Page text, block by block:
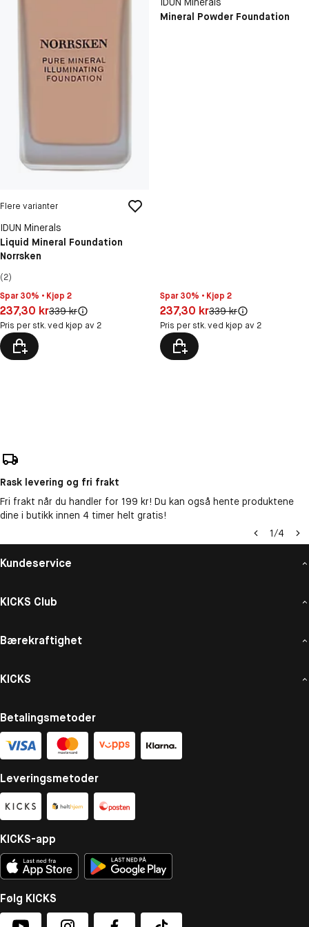
Flere varianter
IDUN Minerals
Liquid Mineral Foundation
Norrsken
(2)
Spar 30% • Kjøp 2
Pris: 237,30 kr
237,30 krOriginal pris:
339 kr
Pris per stk. ved kjøp av 2
Mineral Powder Foundation
Spar 30% • Kjøp 2
Pris: 237,30 kr
237,30 krOriginal pris:
339 kr
Pris per stk. ved kjøp av 2
Rask levering og fri frakt
Fri frakt når du handler for 199 kr! Du kan også hente produktene
dine i butikk innen 4 timer helt gratis!
1/4
Kundeservice
KICKS Club
Bærekraftighet
KICKS
Betalingsmetoder
Leveringsmetoder
KICKS-app
Følg KICKS